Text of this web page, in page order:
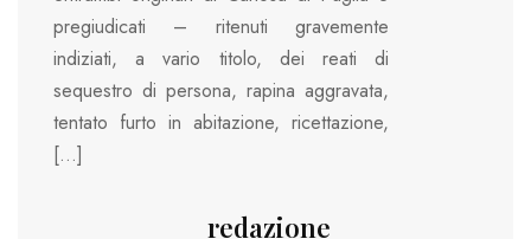
pregiudicati – ritenuti gravemente
indiziati, a vario titolo, dei reati di
sequestro di persona, rapina aggravata,
tentato furto in abitazione, ricettazione,
[…]
redazione